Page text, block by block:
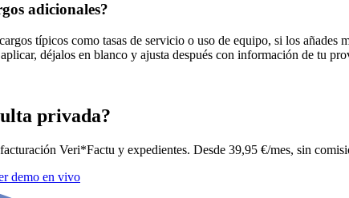
adicionales?
típicos como tasas de servicio o uso de equipo, si los
déjalos en blanco y ajusta después con información de tu
privada?
Veri*Factu y expedientes. Desde 39,95 €/mes, sin
demo en vivo